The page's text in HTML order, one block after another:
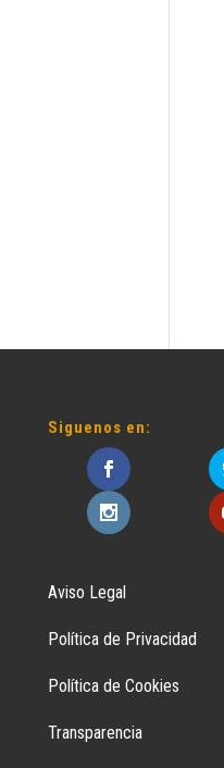
Siguenos en:
Aviso Legal
Política de Privacidad
Política de Cookies
Transparencia